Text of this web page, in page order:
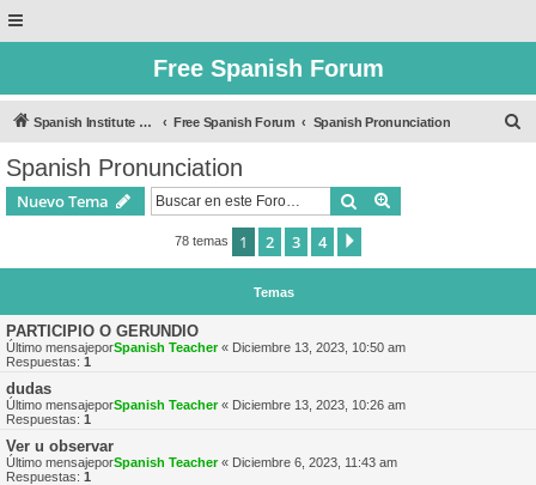
Free Spanish Forum
Spanish Institute of Puebla Free Spanish Forum Spanish Pronunciation
Spanish Pronunciation
Nuevo Tema Buscar
78 temas 1 2 3 4
Temas
PARTICIPIO O GERUNDIO
Último mensajeporSpanish Teacher« Diciembre 13, 2023, 10:50 am
Respuestas: 1
dudas
Último mensajeporSpanish Teacher« Diciembre 13, 2023, 10:26 am
Respuestas: 1
Ver u observar
Último mensajeporSpanish Teacher« Diciembre 6, 2023, 11:43 am
Respuestas: 1